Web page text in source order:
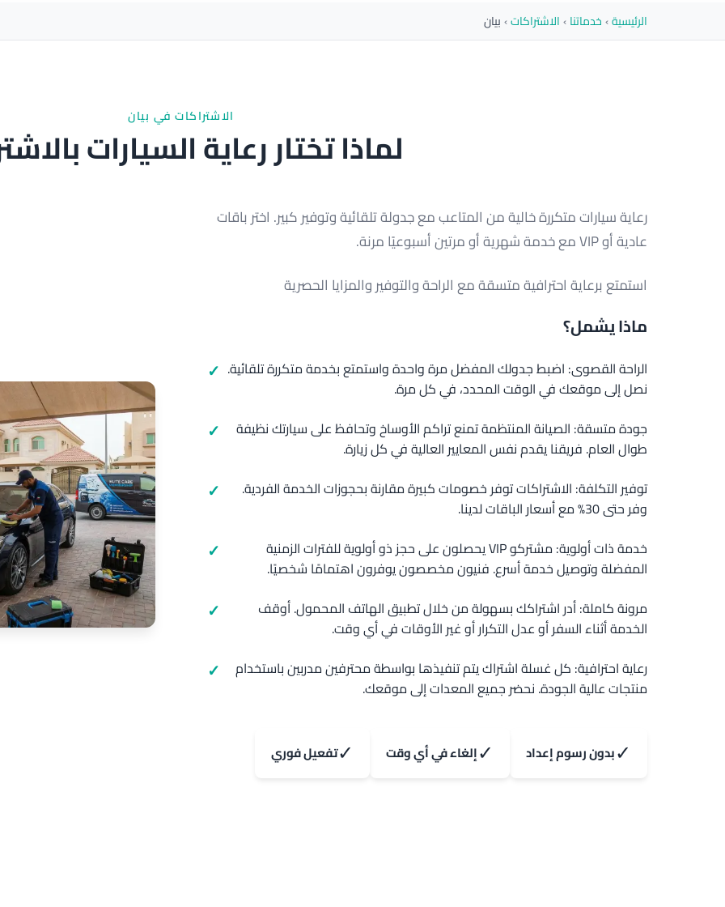
الرئيسية›خدماتنا›الاشتراكات›بيان
الاشتراكات في بيان
لماذا تختار رعاية السيارات
رعاية سيارات متكررة خالية من المتاعب مع جدولة تلقائية وتوفير كبير. اختر باقات
عادية أو VIP مع خدمة شهرية أو مرتين أسبوعيًا مرنة.
استمتع برعاية احترافية متسقة مع الراحة والتوفير والمزايا الحصرية
ماذا يشمل؟
الراحة القصوى: اضبط جدولك المفضل مرة واحدة واستمتع بخدمة متكررة تلقائية.
نصل إلى موقعك في الوقت المحدد، في كل مرة.
جودة متسقة: الصيانة المنتظمة تمنع تراكم الأوساخ وتحافظ على سيارتك نظيفة
طوال العام. فريقنا يقدم نفس المعايير العالية في كل زيارة.
توفير التكلفة: الاشتراكات توفر خصومات كبيرة مقارنة بحجوزات الخدمة الفردية.
وفر حتى 30% مع أسعار الباقات لدينا.
خدمة ذات أولوية: مشتركو VIP يحصلون على حجز ذو أولوية للفترات الزمنية
المفضلة وتوصيل خدمة أسرع. فنيون مخصصون يوفرون اهتمامًا شخصيًا.
مرونة كاملة: أدر اشتراكك بسهولة من خلال تطبيق الهاتف المحمول. أوقف
الخدمة أثناء السفر أو عدل التكرار أو غير الأوقات في أي وقت.
رعاية احترافية: كل غسلة اشتراك يتم تنفيذها بواسطة محترفين مدربين باستخدام
منتجات عالية الجودة. نحضر جميع المعدات إلى موقعك.
✓بدون رسوم إعداد ✓إلغاء في أي وقت ✓تفعيل فوري